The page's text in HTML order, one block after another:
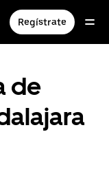
Regístrate
de